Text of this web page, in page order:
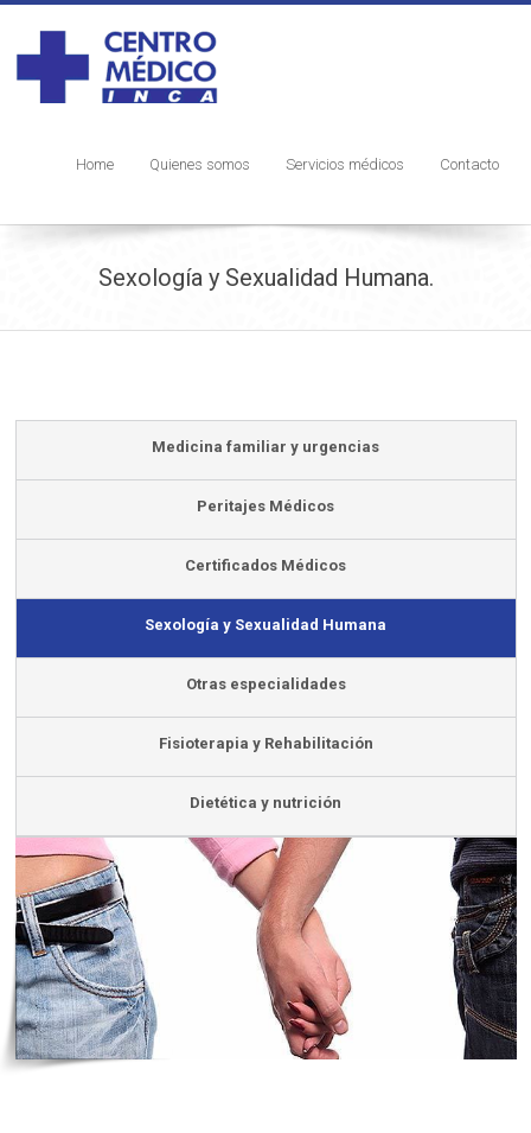
Home Quienes somos Servicios médicos Contacto
Sexología y Sexualidad Humana.
Medicina familiar y urgencias
Peritajes Médicos
Certificados Médicos
Sexología y Sexualidad Humana
Otras especialidades
Fisioterapia y Rehabilitación
Dietética y nutrición